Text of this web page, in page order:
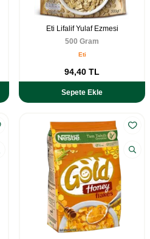
Eti Lifalif Yulaf Ezmesi
500 Gram
Eti
94,40 TL
Sepete Ekle